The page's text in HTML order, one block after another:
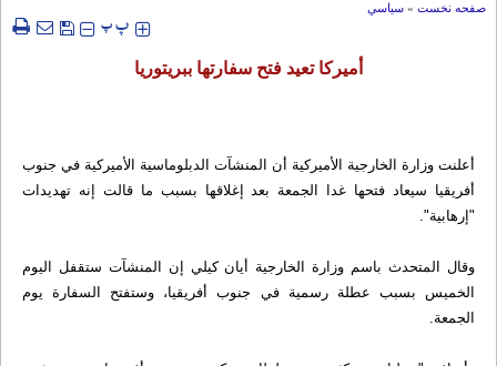
صفحه نخست » سياسي
‍‍‍ پپ
أميركا تعيد فتح سفارتها ببريتوريا
أعلنت وزارة الخارجية الأميركية أن المنشآت الدبلوماسية الأميركية في جنوب
أفريقيا سيعاد فتحها غدا الجمعة بعد إغلاقها بسبب ما قالت إنه تهديدات
"إرهابية".
وقال المتحدث باسم وزارة الخارجية أيان كيلي إن المنشآت ستقفل اليوم
الخميس بسبب عطلة رسمية في جنوب أفريقيا، وستفتح السفارة يوم
الجمعة.